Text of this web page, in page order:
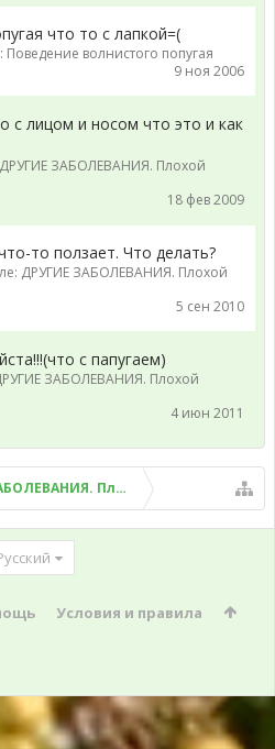
что то с лапкой=(
Поведение волнистого попугая
9 ноя 2006
с лицом и носом что это и как
ДРУГИЕ ЗАБОЛЕВАНИЯ. Плохой
18 фев 2009
то ползает. Что делать?
ДРУГИЕ ЗАБОЛЕВАНИЯ. Плохой
5 сен 2010
с папугаем)
ЗАБОЛЕВАНИЯ. Плохой
4 июн 2011
Плохой помет, рвота и
Условия и правила